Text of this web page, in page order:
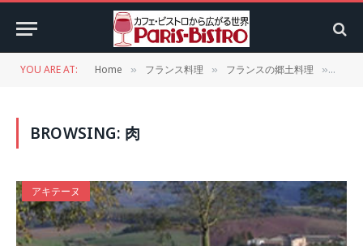
YOU ARE AT: Home » フランス料理 » フランスの郷土料理 »
BROWSING: 肉
アキテーヌ